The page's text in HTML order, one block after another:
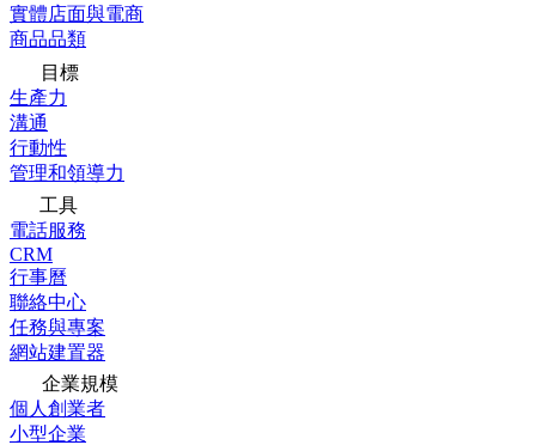
實體店面與電商
商品品類
目標
生產力
溝通
行動性
管理和領導力
工具
電話服務
CRM
行事曆
聯絡中心
任務與專案
網站建置器
企業規模
個人創業者
小型企業